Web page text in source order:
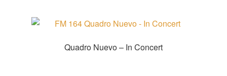
Quadro Nuevo – In Concert